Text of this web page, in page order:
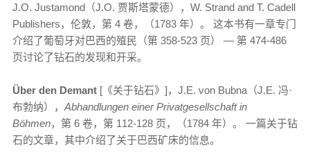
J.O. Justamond（J.O. 贾斯塔蒙德），W. Strand and T. Cadell
Publishers，伦敦，第 4 卷，（1783 年）。 这本书有一章专门
介绍了葡萄牙对巴西的殖民（第 358-523 页） — 第 474-486
页讨论了钻石的发现和开采。
Über den Demant [《关于钻石》]，J.E. von Bubna（J.E. 冯·
布勃纳）， Abhandlungen einer Privatgesellschaft in
Böhmen，第 6 卷，第 112-128 页，（1784 年）。 一篇关于钻
石的文章，其中介绍了关于巴西矿床的信息。